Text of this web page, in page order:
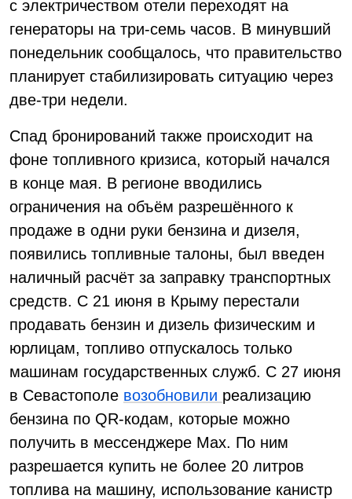
с электричеством отели переходят на
генераторы на три-семь часов. В минувший
понедельник сообщалось, что правительство
планирует стабилизировать ситуацию через
две-три недели.
Спад бронирований также происходит на
фоне топливного кризиса, который начался
в конце мая. В регионе вводились
ограничения на объём разрешённого к
продаже в одни руки бензина и дизеля,
появились топливные талоны, был введен
наличный расчёт за заправку транспортных
средств. С 21 июня в Крыму перестали
продавать бензин и дизель физическим и
юрлицам, топливо отпускалось только
машинам государственных служб. С 27 июня
в Севастополе возобновили реализацию
бензина по QR-кодам, которые можно
получить в мессенджере Max. По ним
разрешается купить не более 20 литров
топлива на машину, использование канистр